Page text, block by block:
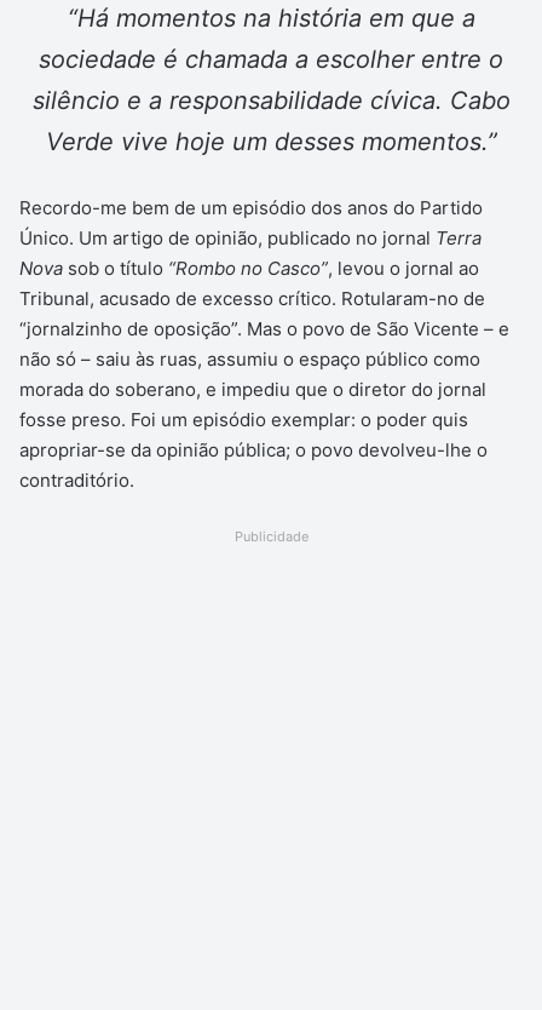
“Há momentos na história em que a
sociedade é chamada a escolher entre o
silêncio e a responsabilidade cívica. Cabo
Verde vive hoje um desses momentos.”
Recordo-me bem de um episódio dos anos do Partido
Único. Um artigo de opinião, publicado no jornal Terra
Nova sob o título “Rombo no Casco”, levou o jornal ao
Tribunal, acusado de excesso crítico. Rotularam-no de
“jornalzinho de oposição”. Mas o povo de São Vicente – e
não só – saiu às ruas, assumiu o espaço público como
morada do soberano, e impediu que o diretor do jornal
fosse preso. Foi um episódio exemplar: o poder quis
apropriar-se da opinião pública; o povo devolveu-lhe o
contraditório.
Publicidade